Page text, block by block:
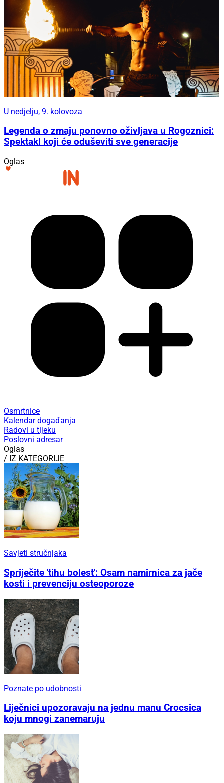
U nedjelju, 9. kolovoza
Legenda o zmaju ponovno oživljava u Rogoznici:
Spektakl koji će oduševiti sve generacije
Oglas
Osmrtnice
Kalendar događanja
Radovi u tijeku
Poslovni adresar
Oglas
/ IZ KATEGORIJE
Savjeti stručnjaka
Spriječite 'tihu bolest': Osam namirnica za jače
kosti i prevenciju osteoporoze
Poznate po udobnosti
Liječnici upozoravaju na jednu manu Crocsica
koju mnogi zanemaruju